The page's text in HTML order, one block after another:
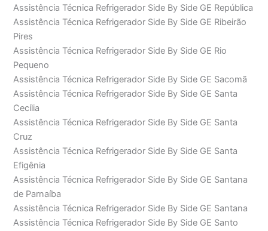
Assistência Técnica Refrigerador Side By Side GE República
Assistência Técnica Refrigerador Side By Side GE Ribeirão
Pires
Assistência Técnica Refrigerador Side By Side GE Rio
Pequeno
Assistência Técnica Refrigerador Side By Side GE Sacomã
Assistência Técnica Refrigerador Side By Side GE Santa
Cecília
Assistência Técnica Refrigerador Side By Side GE Santa
Cruz
Assistência Técnica Refrigerador Side By Side GE Santa
Efigênia
Assistência Técnica Refrigerador Side By Side GE Santana
de Parnaíba
Assistência Técnica Refrigerador Side By Side GE Santana
Assistência Técnica Refrigerador Side By Side GE Santo